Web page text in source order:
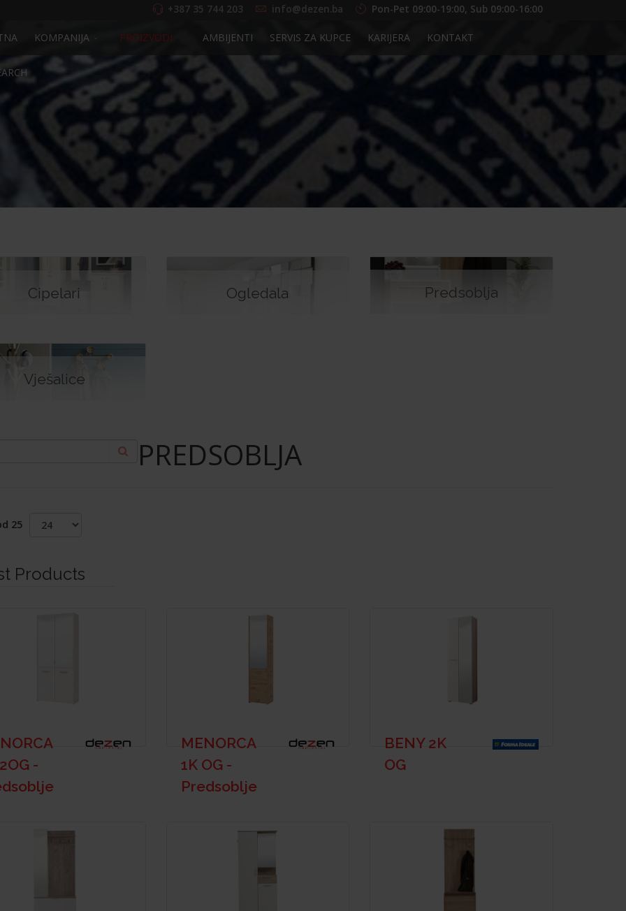
KOMPANIJA PROIZVODI AMBIJENTI SERVIS ZA KUPCE KARIJERA KONTAKT
+387 35 744 203 info@dezen.ba Pon-Pet 09:00-19:00, Sub 09:00-16:00
Cipelari Ogledala Predsoblja
Vješalice
PREDSOBLJA
25
Products
-
MENORCA
1K OG -
Predsoblje
BENY 2K
OG